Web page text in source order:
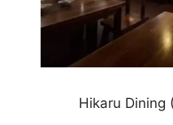
Hikaru Dining